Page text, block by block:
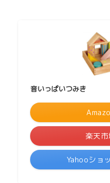
音いっぱいつみき
楽天
Yahooショ